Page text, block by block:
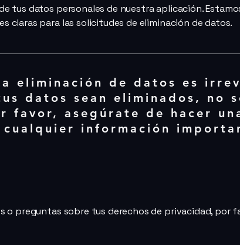
tus datos personales de nuestra aplicación.
claras para las solicitudes de eliminación de datos.
eliminación de datos es
datos sean eliminados, no
favor, asegúrate de hacer
información
o preguntas sobre tus derechos de privacidad, por